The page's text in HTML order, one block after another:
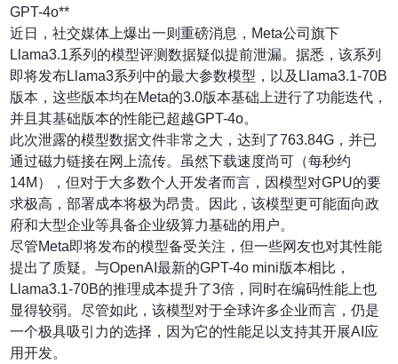
GPT-4o**
近日，社交媒体上爆出一则重磅消息，Meta公司旗下
Llama3.1系列的模型评测数据疑似提前泄漏。据悉，该系列
即将发布Llama3系列中的最大参数模型，以及Llama3.1-70B
版本，这些版本均在Meta的3.0版本基础上进行了功能迭代，
并且其基础版本的性能已超越GPT-4o。
此次泄露的模型数据文件非常之大，达到了763.84G，并已
通过磁力链接在网上流传。虽然下载速度尚可（每秒约
14M），但对于大多数个人开发者而言，因模型对GPU的要
求极高，部署成本将极为昂贵。因此，该模型更可能面向政
府和大型企业等具备企业级算力基础的用户。
尽管Meta即将发布的模型备受关注，但一些网友也对其性能
提出了质疑。与OpenAI最新的GPT-4o mini版本相比，
Llama3.1-70B的推理成本提升了3倍，同时在编码性能上也
显得较弱。尽管如此，该模型对于全球许多企业而言，仍是
一个极具吸引力的选择，因为它的性能足以支持其开展AI应
用开发。